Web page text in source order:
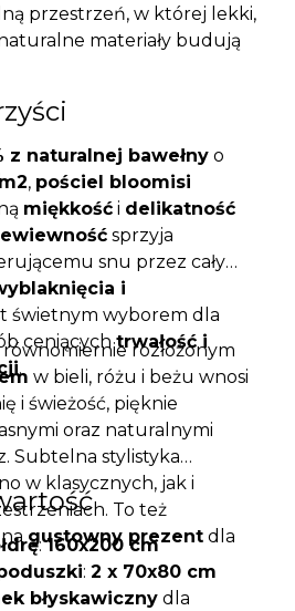
przestrzeń, w której lekki,
materiały budują
z naturalnej bawełny o
, pościel bloomisi
miękkość i delikatność
sprzyja
snu przez cały
i
świetnym wyborem dla
ceniącychtrwałość i
.
rozłożonym
w bieli, różu i beżu wnosi
i świeżość, pięknie
oraz naturalnymi
Subtelna stylistyka
w klasycznych, jak i
To też
nagustowny prezent dla
:160x200 cm
: 2 x 70x80 cm
błyskawiczny dla